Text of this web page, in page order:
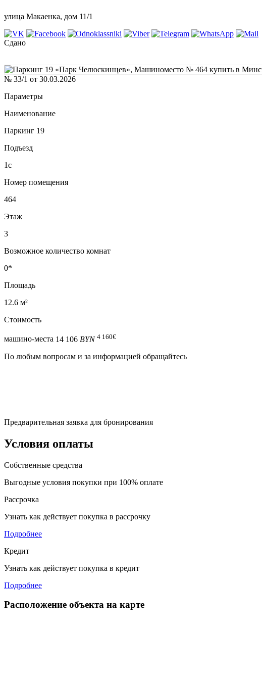
улица Макаенка, дом 11/1
Сдано
№ 33/1 от 30.03.2026
Параметры
Наименование
Паркинг 19
Подъезд
1с
Номер помещения
464
Этаж
3
Возможное количество комнат
0*
Площадь
12.6 м²
Стоимость
машино-места 14 106 BYN 4 160€
По любым вопросам и за информацией обращайтесь
Предварительная заявка для бронирования
Условия оплаты
Собственные средства
Выгодные условия покупки при 100% оплате
Рассрочка
Узнать как действует покупка в рассрочку
Подробнее
Кредит
Узнать как действует покупка в кредит
Подробнее
Расположение объекта на карте